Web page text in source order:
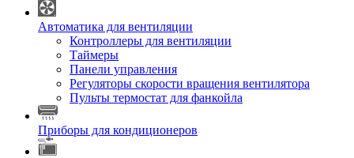
Автоматика для вентиляции
Контроллеры для вентиляции
Таймеры
Панели управления
Регуляторы скорости вращения вентилятора
Пульты термостат для фанкойла
Приборы для кондиционеров